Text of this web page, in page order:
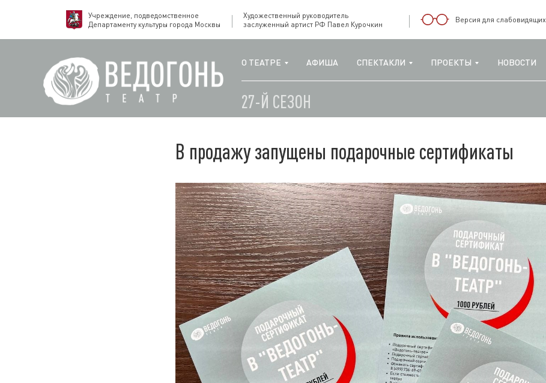
Учреждение, подведомственное
Департаменту культуры города Москвы
Художественный руководитель
заслуженный артист РФ Павел Курочкин
Версия для слабовидящих
О ТЕАТРЕ АФИША СПЕКТАКЛИ ПРОЕКТЫ НОВОСТИ
27-Й СЕЗОН
В продажу запущены подарочные сертификаты